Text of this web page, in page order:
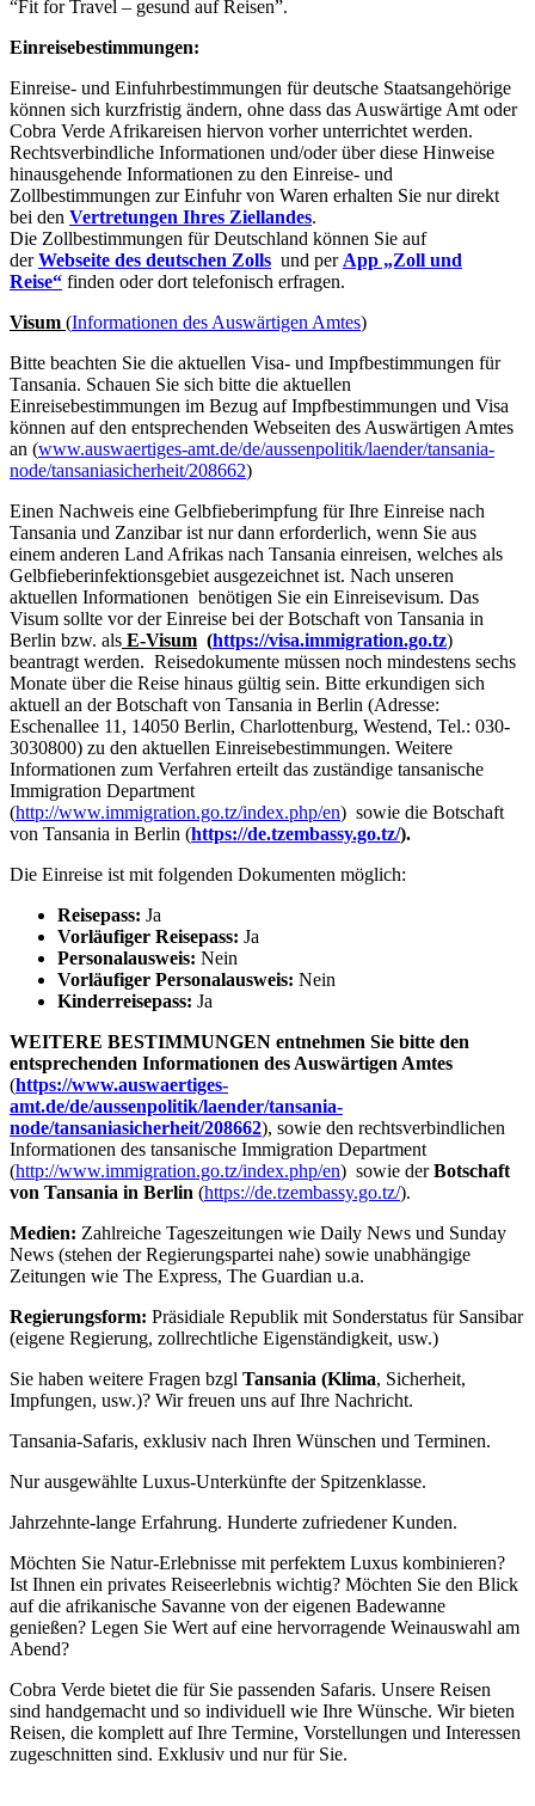
“Fit for Travel – gesund auf Reisen”.
Einreisebestimmungen:
Einreise- und Einfuhrbestimmungen für deutsche Staatsangehörige
können sich kurzfristig ändern, ohne dass das Auswärtige Amt oder
Cobra Verde Afrikareisen hiervon vorher unterrichtet werden.
Rechtsverbindliche Informationen und/oder über diese Hinweise
hinausgehende Informationen zu den Einreise- und
Zollbestimmungen zur Einfuhr von Waren erhalten Sie nur direkt
bei den Vertretungen Ihres Ziellandes.
Die Zollbestimmungen für Deutschland können Sie auf
derWebseite des deutschen Zolls und perApp „Zoll und
Reise“ finden oder dort telefonisch erfragen.
Visum (Informationen des Auswärtigen Amtes)
Bitte beachten Sie die aktuellen Visa- und Impfbestimmungen für
Tansania. Schauen Sie sich bitte die aktuellen
Einreisebestimmungen im Bezug auf Impfbestimmungen und Visa
können auf den entsprechenden Webseiten des Auswärtigen Amtes
an (www.auswaertiges-amt.de/de/aussenpolitik/laender/tansania-
node/tansaniasicherheit/208662)
Einen Nachweis eine Gelbfieberimpfung für Ihre Einreise nach
Tansania und Zanzibar ist nur dann erforderlich, wenn Sie aus
einem anderen Land Afrikas nach Tansania einreisen, welches als
Gelbfieberinfektionsgebiet ausgezeichnet ist. Nach unseren
aktuellen Informationen benötigen Sie ein Einreisevisum. Das
Visum sollte vor der Einreise bei der Botschaft von Tansania in
Berlin bzw. als E-Visum (https://visa.immigration.go.tz)
beantragt werden. Reisedokumente müssen noch mindestens sechs
Monate über die Reise hinaus gültig sein. Bitte erkundigen sich
aktuell an der Botschaft von Tansania in Berlin (Adresse:
Eschenallee 11, 14050 Berlin, Charlottenburg, Westend, Tel.: 030-
3030800) zu den aktuellen Einreisebestimmungen. Weitere
Informationen zum Verfahren erteilt das zuständige tansanische
Immigration Department
(http://www.immigration.go.tz/index.php/en) sowie die Botschaft
von Tansania in Berlin (https://de.tzembassy.go.tz/).
Die Einreise ist mit folgenden Dokumenten möglich:
Reisepass: Ja
Vorläufiger Reisepass: Ja
Personalausweis: Nein
Vorläufiger Personalausweis: Nein
Kinderreisepass: Ja
WEITERE BESTIMMUNGEN entnehmen Sie bitte den
entsprechenden Informationen des Auswärtigen Amtes
(https://www.auswaertiges-
amt.de/de/aussenpolitik/laender/tansania-
node/tansaniasicherheit/208662), sowie den rechtsverbindlichen
Informationen des tansanische Immigration Department
(http://www.immigration.go.tz/index.php/en) sowie derBotschaft
von Tansania in Berlin (https://de.tzembassy.go.tz/).
Medien: Zahlreiche Tageszeitungen wie Daily News und Sunday
News (stehen der Regierungspartei nahe) sowie unabhängige
Zeitungen wie The Express, The Guardian u.a.
Regierungsform: Präsidiale Republik mit Sonderstatus für Sansibar
(eigene Regierung, zollrechtliche Eigenständigkeit, usw.)
Sie haben weitere Fragen bzgl Tansania (Klima, Sicherheit,
Impfungen, usw.)? Wir freuen uns auf Ihre Nachricht.
Tansania-Safaris, exklusiv nach Ihren Wünschen und Terminen.
Nur ausgewählte Luxus-Unterkünfte der Spitzenklasse.
Jahrzehnte-lange Erfahrung. Hunderte zufriedener Kunden.
Möchten Sie Natur-Erlebnisse mit perfektem Luxus kombinieren?
Ist Ihnen ein privates Reiseerlebnis wichtig? Möchten Sie den Blick
auf die afrikanische Savanne von der eigenen Badewanne
genießen? Legen Sie Wert auf eine hervorragende Weinauswahl am
Abend?
Cobra Verde bietet die für Sie passenden Safaris. Unsere Reisen
sind handgemacht und so individuell wie Ihre Wünsche. Wir bieten
Reisen, die komplett auf Ihre Termine, Vorstellungen und Interessen
zugeschnitten sind. Exklusiv und nur für Sie.